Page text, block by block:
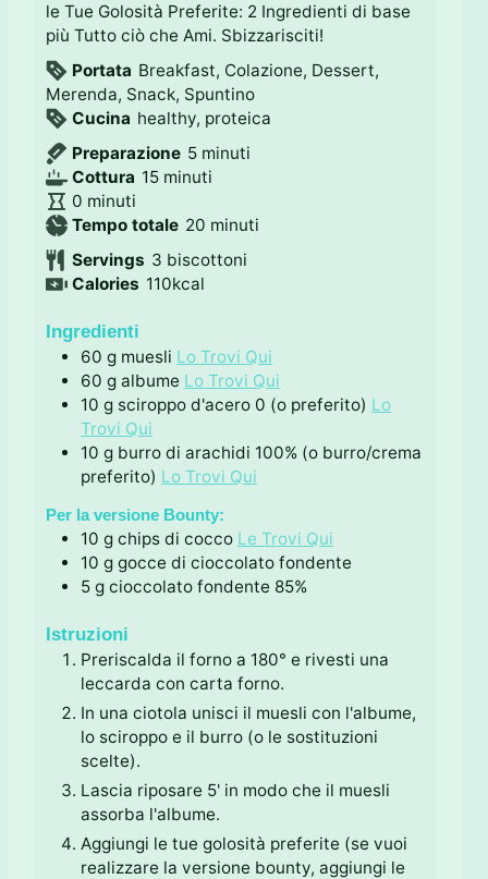
le Tue Golosità Preferite: 2 Ingredienti di base
più Tutto ciò che Ami. Sbizzarisciti!
Portata Breakfast, Colazione, Dessert,
Merenda, Snack, Spuntino
Cucina healthy, proteica
Preparazione 5m
i
u
i
minuti
Cottura 15m
n
u
t
i
minuti
0m
i
u
t
minuti
Tempo totale 20m
n
minuti
Servings 3 biscottoni
Calories 110kcal
Ingredienti
60 g muesli Lo Trovi Qui
60 g albume Lo Trovi Qui
10 g sciroppo d'acero 0 (o preferito) Lo
Trovi Qui
10 g burro di arachidi 100% (o burro/crema
preferito) Lo Trovi Qui
Per la versione Bounty:
10 g chips di cocco Le Trovi Qui
10 g gocce di cioccolato fondente
5 g cioccolato fondente 85%
Istruzioni
Preriscalda il forno a 180° e rivesti una
leccarda con carta forno.
In una ciotola unisci il muesli con l'albume,
lo sciroppo e il burro (o le sostituzioni
scelte).
Lascia riposare 5' in modo che il muesli
assorba l'albume.
Aggiungi le tue golosità preferite (se vuoi
realizzare la versione bounty, aggiungi le